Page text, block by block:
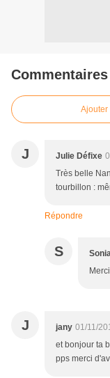
Commentaires
Ajouter
J Julie Défixe
Très belle
tourbillon :
Répondre
S
J jany 01/11/
et bonjour ta
pps merci